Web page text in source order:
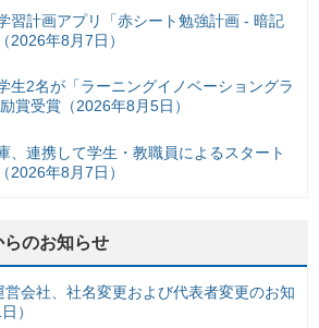
習計画アプリ「赤シート勉強計画 - 暗記
2026年8月7日）
生2名が「ラーニングイノベーショングラ
賞受賞（2026年8月5日）
、連携して学生・教職員によるスタート
2026年8月7日）
らのお知らせ
会社、社名変更および代表者変更のお知
）